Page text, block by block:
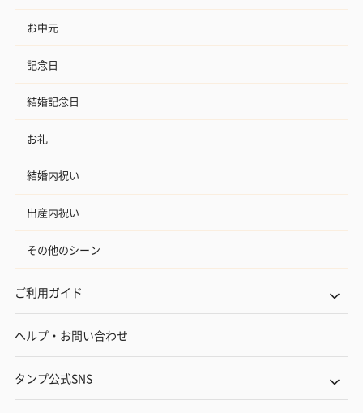
お中元
記念日
結婚記念日
お礼
結婚内祝い
出産内祝い
その他のシーン
ご利用ガイド
ヘルプ・お問い合わせ
タンプ公式SNS